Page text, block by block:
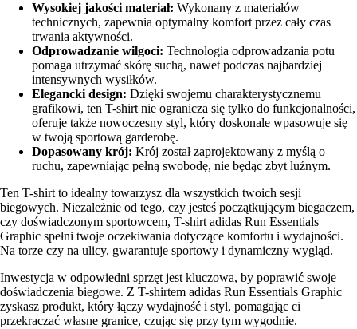
Wysokiej jakości materiał: Wykonany z materiałów
technicznych, zapewnia optymalny komfort przez cały czas
trwania aktywności.
Odprowadzanie wilgoci: Technologia odprowadzania potu
pomaga utrzymać skórę suchą, nawet podczas najbardziej
intensywnych wysiłków.
Elegancki design: Dzięki swojemu charakterystycznemu
grafikowi, ten T-shirt nie ogranicza się tylko do funkcjonalności,
oferuje także nowoczesny styl, który doskonale wpasowuje się
w twoją sportową garderobę.
Dopasowany krój: Krój został zaprojektowany z myślą o
ruchu, zapewniając pełną swobodę, nie będąc zbyt luźnym.
Ten T-shirt to idealny towarzysz dla wszystkich twoich sesji
biegowych. Niezależnie od tego, czy jesteś początkującym biegaczem,
czy doświadczonym sportowcem, T-shirt adidas Run Essentials
Graphic spełni twoje oczekiwania dotyczące komfortu i wydajności.
Na torze czy na ulicy, gwarantuje sportowy i dynamiczny wygląd.
Inwestycja w odpowiedni sprzęt jest kluczowa, by poprawić swoje
doświadczenia biegowe. Z T-shirtem adidas Run Essentials Graphic
zyskasz produkt, który łączy wydajność i styl, pomagając ci
przekraczać własne granice, czując się przy tym wygodnie.